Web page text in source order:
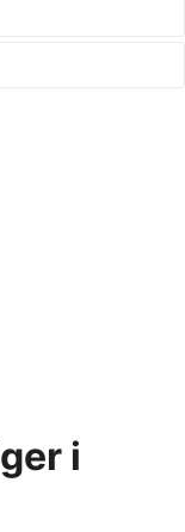
i